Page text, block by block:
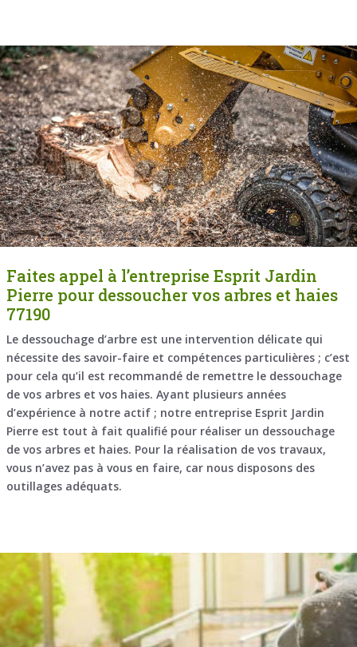
Faites appel à l’entreprise Esprit Jardin
Pierre pour dessoucher vos arbres et haies
77190
Le dessouchage d’arbre est une intervention délicate qui
nécessite des savoir-faire et compétences particulières ; c’est
pour cela qu’il est recommandé de remettre le dessouchage
de vos arbres et vos haies. Ayant plusieurs années
d’expérience à notre actif ; notre entreprise Esprit Jardin
Pierre est tout à fait qualifié pour réaliser un dessouchage
de vos arbres et haies. Pour la réalisation de vos travaux,
vous n’avez pas à vous en faire, car nous disposons des
outillages adéquats.